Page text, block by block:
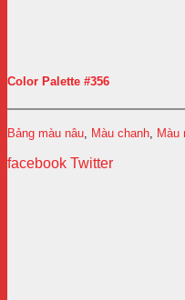
Color Palette #356
Bảng màu nâu, Màu chanh, Màu
facebook Twitter